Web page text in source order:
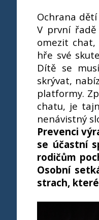
Ochrana
V první
omezit
hře své
Dítě se
skrývat,
platformy.
chatu, je
nenávistný
Prevenci
se účastní
rodičům
Osobní
strach,